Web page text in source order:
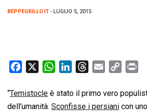
BEPPEGRILLO.IT - LUGLIO 5, 2015
c
e
W
a
t
n
k
r
e
a
i
p
y
i
n
“Temistocle è stato il primo vero
dell’umanità. Sconfisse i persiani con